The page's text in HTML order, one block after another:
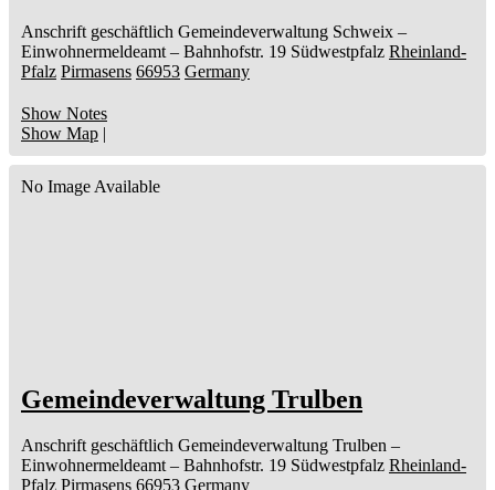
Anschrift geschäftlich Gemeindeverwaltung Schweix –
Einwohnermeldeamt – Bahnhofstr. 19 Südwestpfalz Rheinland-
Pfalz Pirmasens 66953 Germany
Show Notes
Show Map |
No Image Available
Gemeindeverwaltung Trulben
Anschrift geschäftlich Gemeindeverwaltung Trulben –
Einwohnermeldeamt – Bahnhofstr. 19 Südwestpfalz Rheinland-
Pfalz Pirmasens 66953 Germany